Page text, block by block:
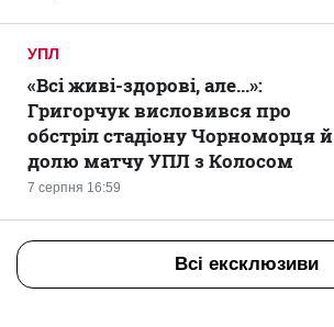
УПЛ
7 серпня 16:59
«Всі живі-здорові, але...»:
Григорчук висловився про
обстріл стадіону Чорноморця й
долю матчу УПЛ з Колосом
Всі ексклюзиви